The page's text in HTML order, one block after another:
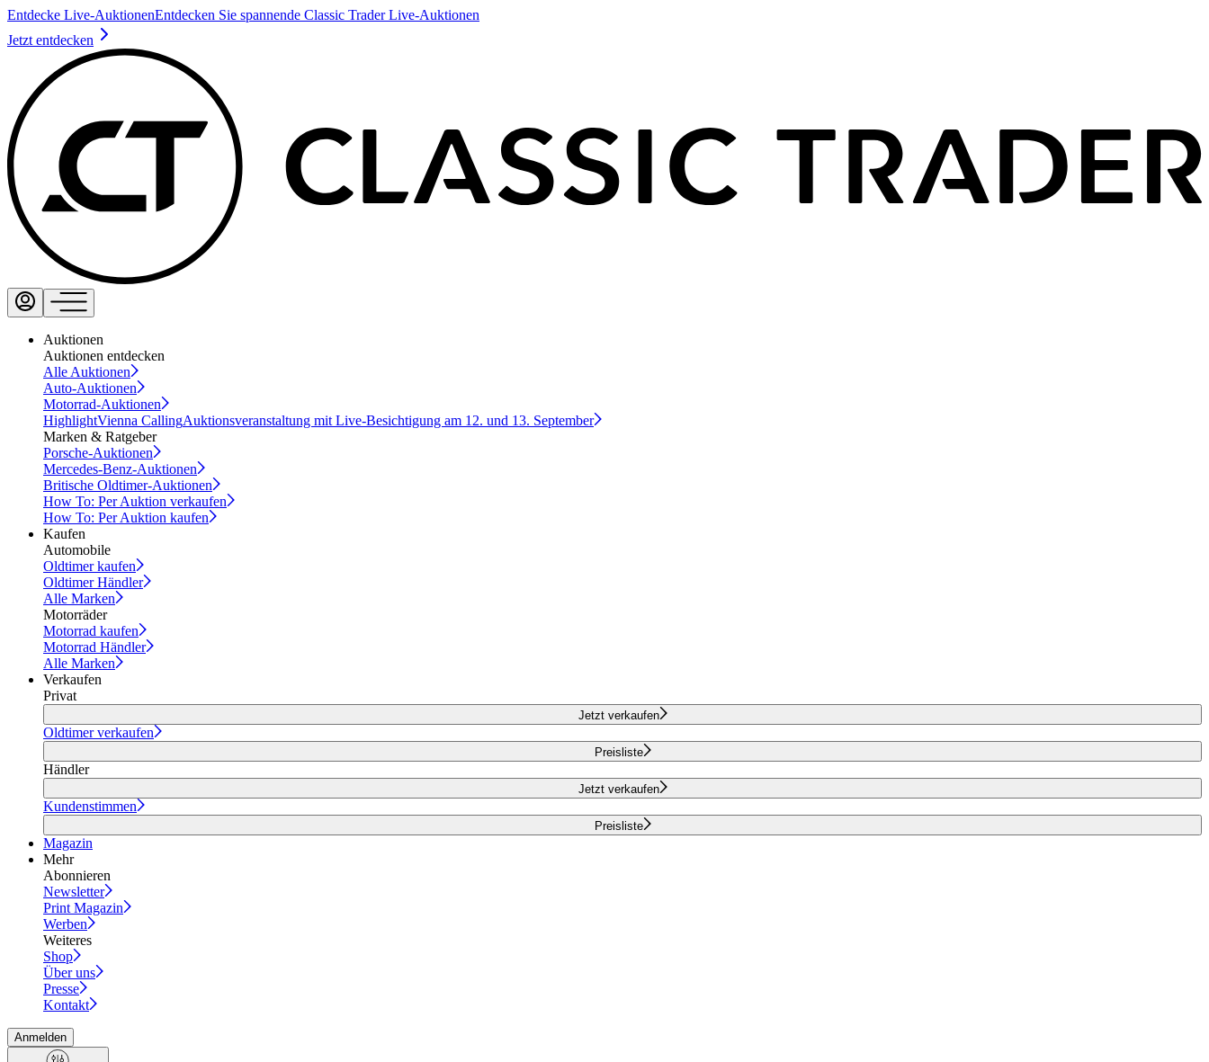
Entdecke Live-AuktionenEntdecken Sie spannende Classic Trader Live-Auktionen
Jetzt entdecken
Auktionen
Auktionen entdecken
Alle Auktionen
Auto-Auktionen
Motorrad-Auktionen
HighlightVienna CallingAuktionsveranstaltung mit Live-Besichtigung am 12. und 13. September
Marken & Ratgeber
Porsche-Auktionen
Mercedes-Benz-Auktionen
Britische Oldtimer-Auktionen
How To: Per Auktion verkaufen
How To: Per Auktion kaufen
Kaufen
Automobile
Oldtimer kaufen
Oldtimer Händler
Alle Marken
Motorräder
Motorrad kaufen
Motorrad Händler
Alle Marken
Verkaufen
Privat
Jetzt verkaufen
Oldtimer verkaufen
Preisliste
Händler
Jetzt verkaufen
Kundenstimmen
Preisliste
Magazin
Mehr
Abonnieren
Newsletter
Print Magazin
Werben
Weiteres
Shop
Über uns
Presse
Kontakt
Anmelden